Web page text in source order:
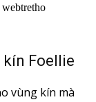
kín Foellie
vùng kín mà